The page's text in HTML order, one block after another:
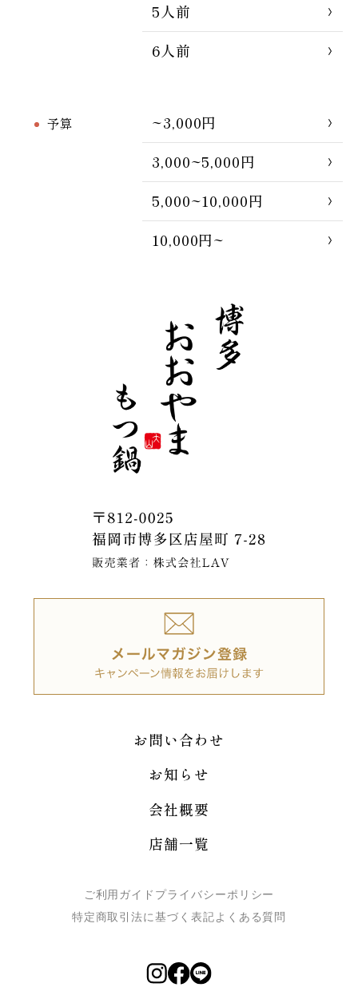
5人前
6人前
予算
~3,000円
3,000~5,000円
5,000~10,000円
10,000円~
お問い合わせ
お知らせ
会社概要
店舗一覧
ご利用ガイド プライバシーポリシー
特定商取引法に基づく表記よくある質問